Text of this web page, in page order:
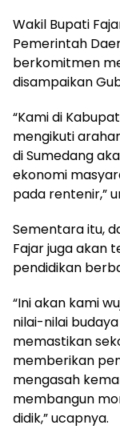
Wakil Bupati
Pemerintah
berkomitmen
disampaikan
“Kami di
mengikuti
di Sumedang
ekonomi
pada rentenir,”
Sementara itu,
Fajar juga akan
pendidikan
“Ini akan kami
nilai-nilai
memastikan
memberikan
mengasah
membangun
didik,” ucapnya.